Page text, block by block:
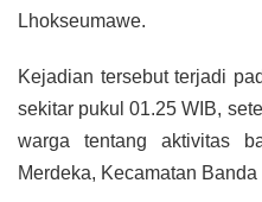
Lhokseumawe.
Kejadian tersebut terjadi
sekitar pukul 01.25 WIB,
warga tentang aktivitas
Merdeka, Kecamatan